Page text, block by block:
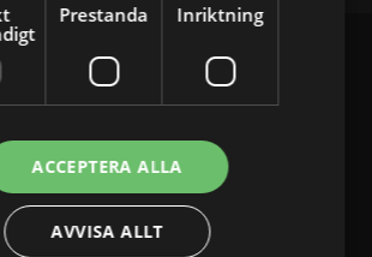
Prestanda Inriktning
ACCEPTERA ALLA
AVVISA ALLT